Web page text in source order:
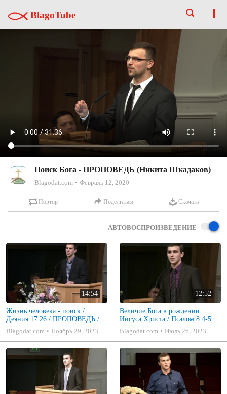
BlagoTube
Поиск Бога - ПРОПОВЕДЬ (Никита Шкадаков)
Blagodat.com Февраль 12, 2020
Повтор Поделиться Скачать
АВТОВОСПРОИЗВЕДЕНИЕ
14:54
Жизнь человека - поиск /
Деяния 17:26 / ПРОПОВЕДЬ /
Никита Шкадаков
Blagodat.com Ноябрь 29, 2023
12:52
Величие Бога в рождении
Иисуса Христа / Псалом 8:4-5 /
ПРОПОВЕДЬ / Никита
Шкадаков
Blagodat.com Июль 26, 2023